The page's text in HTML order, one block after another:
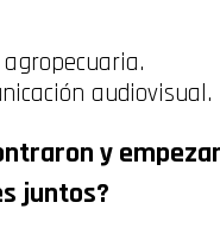
audiovisual.
y
juntos?